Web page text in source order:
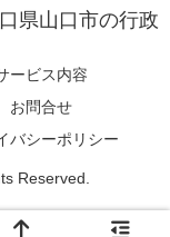
県山口市の行政
ービス内容
お問合せ
バシーポリシー
Reserved.